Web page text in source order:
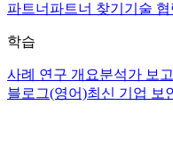
파트너 파트너 찾기 기술
학습
사례 연구 개요분석가 보
블로그(영어)최신 기업 보